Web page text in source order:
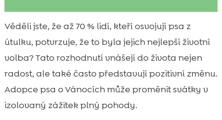
 Radost z nového člena rodiny
 První Vánoce se psem
 Vánoční pes z útulku: Překvapení pro celou
rodinu
Jak vybrat správného psa z útulku
Jak se připravit na příchod nového pejska
Věděli jste, že až 70 % lidí, kteří osvojují psa z
útulku, potvrzuje, že to byla jejich nejlepší životní
volba? Tato rozhodnutí vnášejí do života nejen
radost, ale také často představují pozitivní změnu.
Adopce psa o Vánocích může proměnit svátky v
izolovaný zážitek plný pohody.